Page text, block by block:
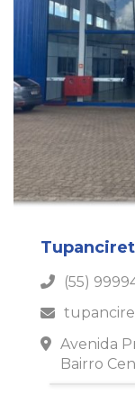
(55)
Avenida
Bairro